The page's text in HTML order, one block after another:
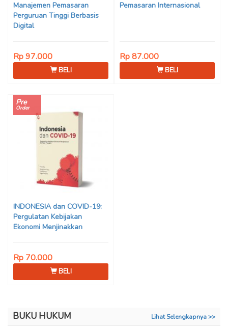
Manajemen Pemasaran
Perguruan Tinggi Berbasis
Digital
Rp 97.000
BELI
Pemasaran Internasional
Rp 87.000
BELI
Pre
Order
INDONESIA dan COVID-19:
Pergulatan Kebijakan
Ekonomi Menjinakkan
Rp 70.000
BELI
BUKU HUKUM Lihat Selengkapnya >>